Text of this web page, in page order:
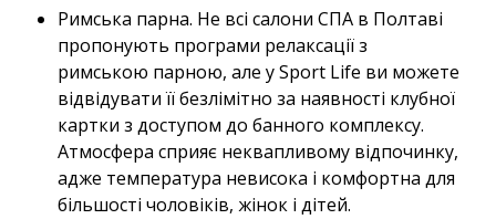
Римська парна. Не всі салони СПА в Полтаві
пропонують програми релаксації з
римською парною, але у Sport Life ви можете
відвідувати її безлімітно за наявності клубної
картки з доступом до банного комплексу.
Атмосфера сприяє неквапливому відпочинку,
адже температура невисока і комфортна для
більшості чоловіків, жінок і дітей.